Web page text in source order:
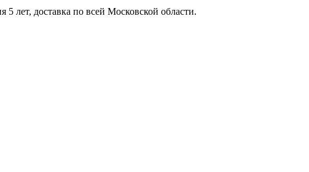
лет, доставка по всей Московской области.